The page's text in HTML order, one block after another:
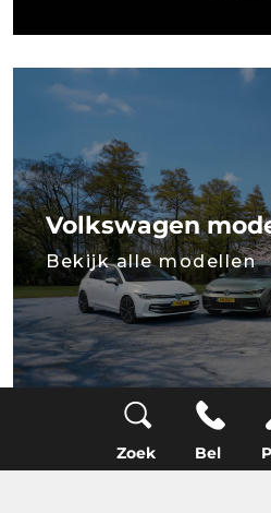
Zoek Bel
Volkswagen
Bekijk alle modellen